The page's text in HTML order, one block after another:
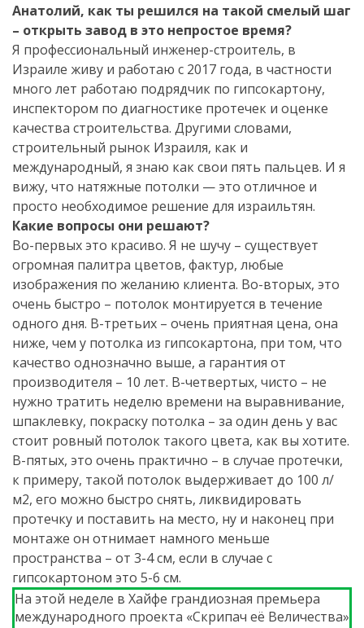
Анатолий, как ты решился на такой смелый шаг
– открыть завод в это непростое время?
Я профессиональный инженер-строитель, в
Израиле живу и работаю с 2017 года, в частности
много лет работаю подрядчик по гипсокартону,
инспектором по диагностике протечек и оценке
качества строительства. Другими словами,
строительный рынок Израиля, как и
международный, я знаю как свои пять пальцев. И я
вижу, что натяжные потолки — это отличное и
просто необходимое решение для израильтян.
Какие вопросы они решают?
Во-первых это красиво. Я не шучу – существует
огромная палитра цветов, фактур, любые
изображения по желанию клиента. Во-вторых, это
очень быстро – потолок монтируется в течение
одного дня. В-третьих – очень приятная цена, она
ниже, чем у потолка из гипсокартона, при том, что
качество однозначно выше, а гарантия от
производителя – 10 лет. В-четвертых, чисто – не
нужно тратить неделю времени на выравнивание,
шпаклевку, покраску потолка – за один день у вас
стоит ровный потолок такого цвета, как вы хотите.
В-пятых, это очень практично – в случае протечки,
к примеру, такой потолок выдерживает до 100 л/
м2, его можно быстро снять, ликвидировать
протечку и поставить на место, ну и наконец при
монтаже он отнимает намного меньше
пространства – от 3-4 см, если в случае с
гипсокартоном это 5-6 см.
На этой неделе в Хайфе грандиозная премьера
международного проекта «Скрипач её Величества»